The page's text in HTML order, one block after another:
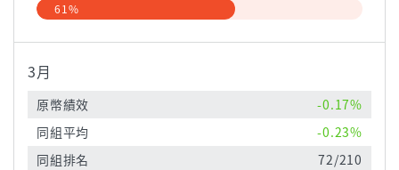
61%
3月
原幣績效
-0.17%
同組平均
-0.23%
同組排名
72/210